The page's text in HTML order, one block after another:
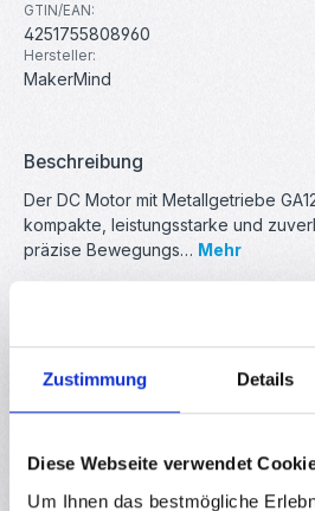
Zustimmung Details
Diese Webseite verwendet
Um Ihnen das bestmögliche
GTIN/EAN:
4251755808960
Hersteller:
MakerMind
Beschreibung
Der DC Motor mit Metallgetriebe
kompakte, leistungsstarke und
präzise Bewegungs… Mehr
Bewertungen